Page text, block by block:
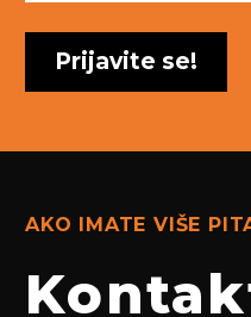
AKO IMATE VIŠE